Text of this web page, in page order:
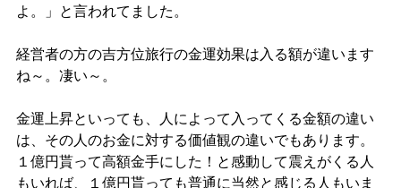
よ。」と言われてました。
経営者の方の吉方位旅行の金運効果は入る額が違います
ね～。凄い～。
金運上昇といっても、人によって入ってくる金額の違い
は、その人のお金に対する価値観の違いでもあります。
１億円貰って高額金手にした！と感動して震えがくる人
もいれば、１億円貰っても普通に当然と感じる人もいま